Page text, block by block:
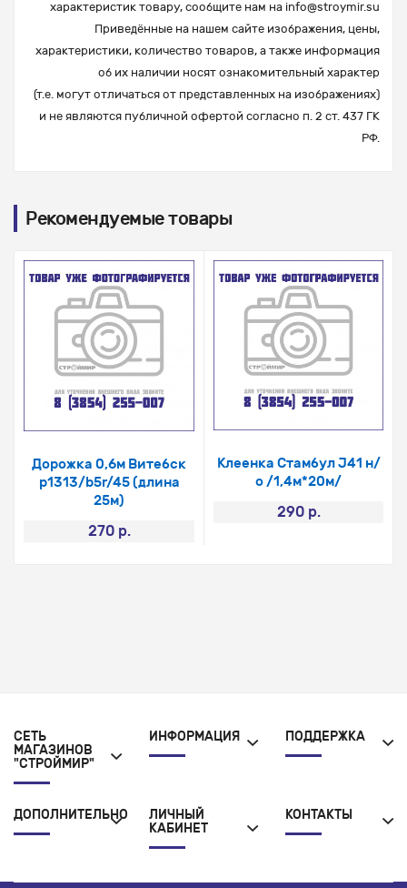
характеристик товару, сообщите нам на info@stroymir.su
Приведённые на нашем сайте изображения, цены,
характеристики, количество товаров, а также информация
об их наличии носят ознакомительный характер
(т.е. могут отличаться от представленных на изображениях)
и не являются публичной офертой согласно п. 2 ст. 437 ГК
РФ.
Рекомендуемые товары
Дорожка 0,6м Витебск
p1313/b5r/45 (длина
25м)
270 р.
Клеенка Стамбул J41 н/
о /1,4м*20м/
290 р.
СЕТЬ
МАГАЗИНОВ
"СТРОЙМИР"
ИНФОРМАЦИЯ ПОДДЕРЖКА
ДОПОЛНИТЕЛЬНО
ЛИЧНЫЙ
КАБИНЕТ
КОНТАКТЫ